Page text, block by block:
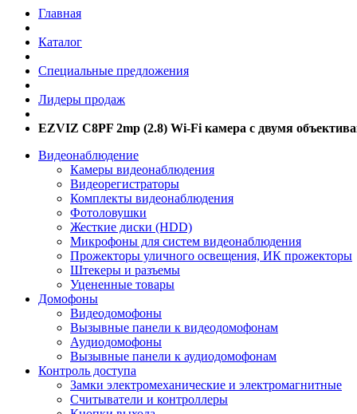
Главная
Каталог
Специальные предложения
Лидеры продаж
EZVIZ C8PF 2mp (2.8) Wi-Fi камера с двумя
Видеонаблюдение
Камеры видеонаблюдения
Видеорегистраторы
Комплекты видеонаблюдения
Фотоловушки
Жесткие диски (HDD)
Микрофоны для систем видеонаблюдения
Прожекторы уличного освещения, ИК прожекторы
Штекеры и разъемы
Уцененные товары
Домофоны
Видеодомофоны
Вызывные панели к видеодомофонам
Аудиодомофоны
Вызывные панели к аудиодомофонам
Контроль доступа
Замки электромеханические и электромагнитные
Считыватели и контроллеры